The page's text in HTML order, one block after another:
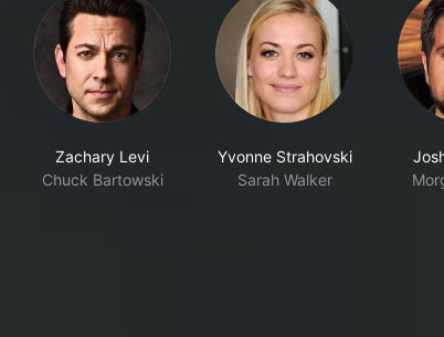
Zachary Levi
Chuck Bartowski
Yvonne Strahovski
Sarah Walker